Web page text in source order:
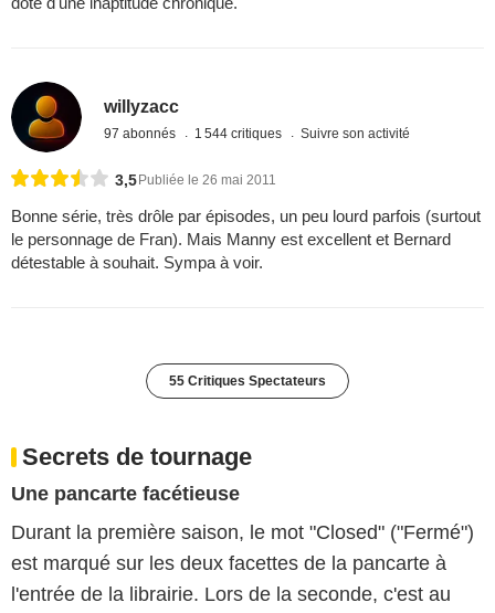
willyzacc
97 abonnés 1 544 critiques Suivre son activité
3,5 Publiée le 26 mai 2011
Bonne série, très drôle par épisodes, un peu lourd parfois (surtout
le personnage de Fran). Mais Manny est excellent et Bernard
détestable à souhait. Sympa à voir.
55 Critiques Spectateurs
Secrets de tournage
Une pancarte facétieuse
Durant la première saison, le mot "Closed" ("Fermé")
est marqué sur les deux facettes de la pancarte à
l'entrée de la librairie. Lors de la seconde, c'est au